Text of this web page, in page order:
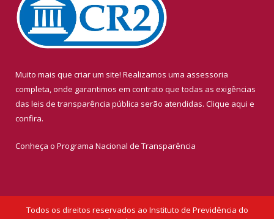
Muito mais que criar um site! Realizamos uma assessoria
completa, onde garantimos em contrato que todas as exigências
das leis de transparência pública serão atendidas. Clique aqui e
confira.
Conheça o Programa Nacional de Transparência
Todos os direitos reservados ao Instituto de Previdência do